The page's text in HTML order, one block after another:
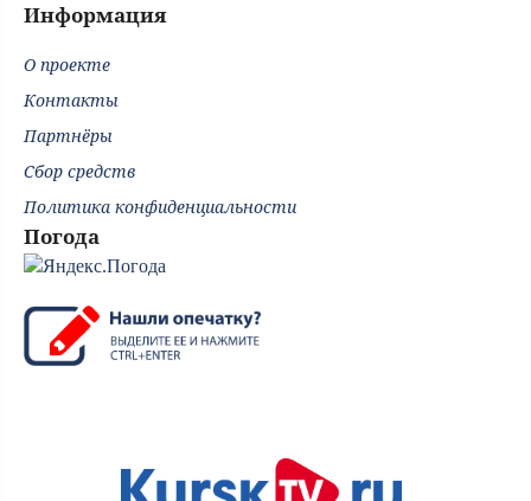
Информация
О проекте
Контакты
Партнёры
Сбор средств
Политика конфиденциальности
Погода